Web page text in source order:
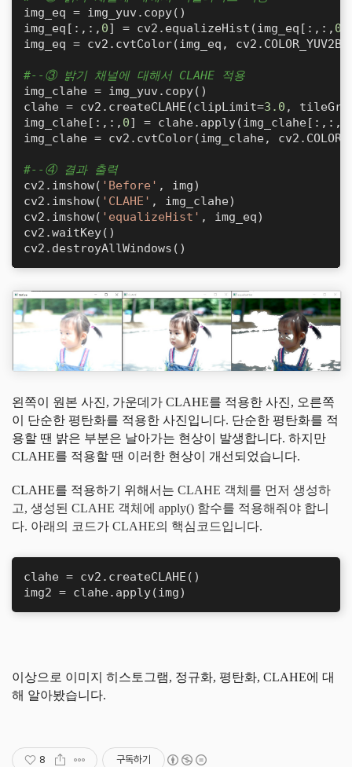
img_eq = img_yuv.copy()
img_eq[:,:, 0] = cv2.equalizeHist(img_eq[:,:, 0
img_eq = cv2.cvtColor(img_eq,
#--③ 밝기 채널에 대해서 CLAHE 적용
img_clahe = img_yuv.copy()
clahe = cv2.createCLAHE(clipLimit=3.0 ,
img_clahe[:,:, 0] = clahe.apply(img_clahe[:,:,
img_clahe = cv2.cvtColor(img_clahe,
#--④ 결과 출력
cv2.imshow( 'Before' , img)
cv2.imshow( 'CLAHE' , img_clahe)
cv2.imshow( 'equalizeHist' , img_eq)
cv2.waitKey()
cv2.destroyAllWindows()
왼쪽이 원본 사진, 가운데가 CLAHE를 적용한 사진, 오른쪽
이 단순한 평탄화를 적용한 사진입니다. 단순한 평탄화를 적
용할 땐 밝은 부분은 날아가는 현상이 발생합니다. 하지만
CLAHE를 적용할 땐 이러한 현상이 개선되었습니다.
CLAHE를 적용하기 위해서는 CLAHE 객체를 먼저 생성하
고, 생성된 CLAHE 객체에 apply() 함수를 적용해줘야 합니
다. 아래의 코드가 CLAHE의 핵심코드입니다.
clahe = cv2.createCLAHE()
img2 = clahe.apply(img)
이상으로 이미지 히스토그램, 정규화, 평탄화, CLAHE에 대
해 알아봤습니다.
8 구독하기